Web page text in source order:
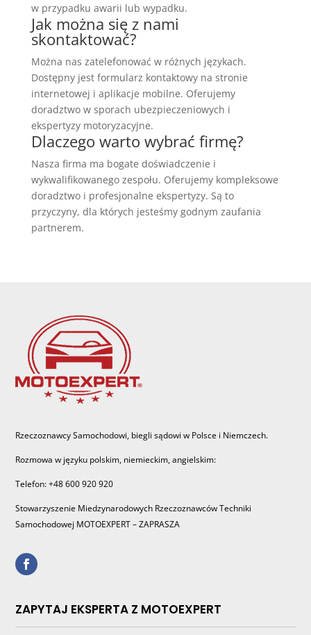
w przypadku awarii lub wypadku.
Jak można się z nami
skontaktować?
Można nas zatelefonować w różnych językach.
Dostępny jest formularz kontaktowy na stronie
internetowej i aplikacje mobilne. Oferujemy
doradztwo w sporach ubezpieczeniowych i
ekspertyzy motoryzacyjne.
Dlaczego warto wybrać firmę?
Nasza firma ma bogate doświadczenie i
wykwalifikowanego zespołu. Oferujemy kompleksowe
doradztwo i profesjonalne ekspertyzy. Są to
przyczyny, dla których jesteśmy godnym zaufania
partnerem.
Rzeczoznawcy Samochodowi, biegli sądowi w Polsce i Niemczech.
Rozmowa w języku polskim, niemieckim, angielskim:
Telefon: +48 600 920 920
Stowarzyszenie Miedzynarodowych Rzeczoznawców Techniki
Samochodowej MOTOEXPERT – ZAPRASZA
ZAPYTAJ EKSPERTA Z MOTOEXPERT